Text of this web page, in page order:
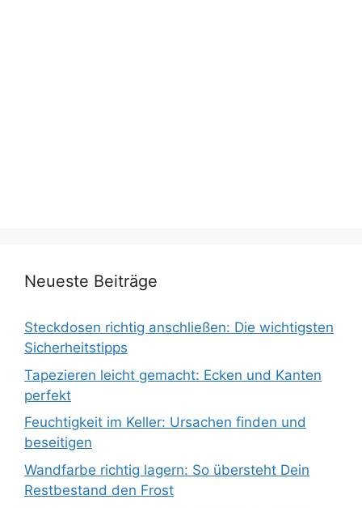
Neueste Beiträge
Steckdosen richtig anschließen: Die wichtigsten
Sicherheitstipps
Tapezieren leicht gemacht: Ecken und Kanten
perfekt
Feuchtigkeit im Keller: Ursachen finden und
beseitigen
Wandfarbe richtig lagern: So übersteht Dein
Restbestand den Frost